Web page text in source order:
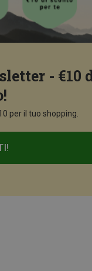
- €10
per il tuo shopping.